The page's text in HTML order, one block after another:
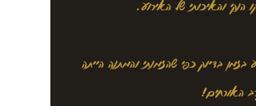
הנקי והאיכותי של האירוע.
בזמן בדיוק כפי שהזמנתי והמתנה הייתה
האורחים!